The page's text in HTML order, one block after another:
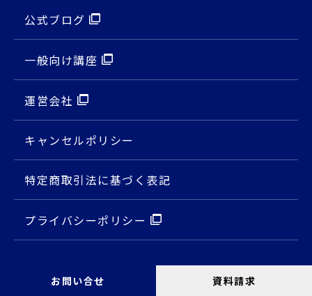
お問い合せ 資料請求
公式ブログ
⼀般向け講座
運営会社
キャンセルポリシー
特定商取引法に基づく表記
プライバシーポリシー